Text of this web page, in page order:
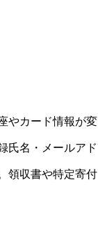
やカード情報が変
氏名・メールアド
領収書や特定寄付